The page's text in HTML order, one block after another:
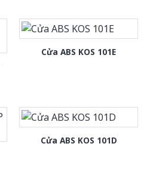
Cửa ABS KOS 101E
Cửa ABS KOS 101D